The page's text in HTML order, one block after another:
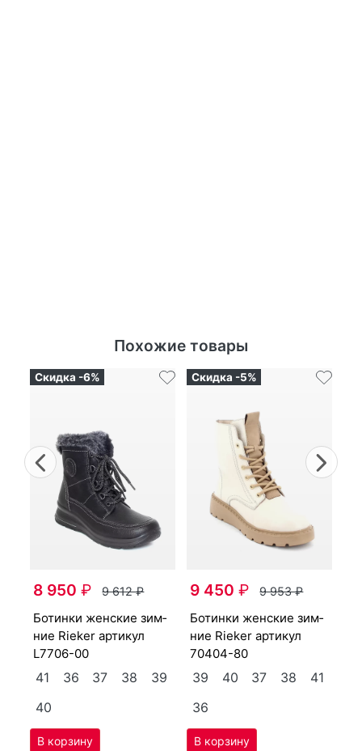
Похожие товары
Previous
Скидка -6%
8 950₽ 9 612₽
бо­тин­ки женс­кие зим­
ние Ri­eker артикул
L7706-00
41 36 37 38
39
40
Скидка -5%
9 450₽ 9 953₽
бо­тин­ки женс­кие зим­
ние Ri­eker артикул
70404-80
39 40 37 38
41
36